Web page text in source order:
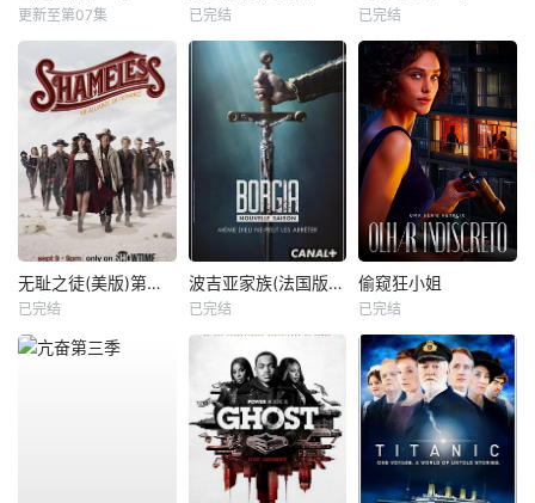
更新至第07集 已完结 已完结
无耻之徒(美版)第九季
已完结
波吉亚家族(法国版) 第二季
已完结
偷窥狂小姐
已完结